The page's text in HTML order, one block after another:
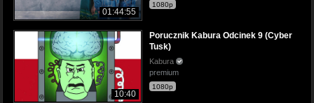
01:44:55
1080p
10:40
Porucznik Kabura Odcinek 9 (Cyber
Tusk)
Kabura
premium
1080p